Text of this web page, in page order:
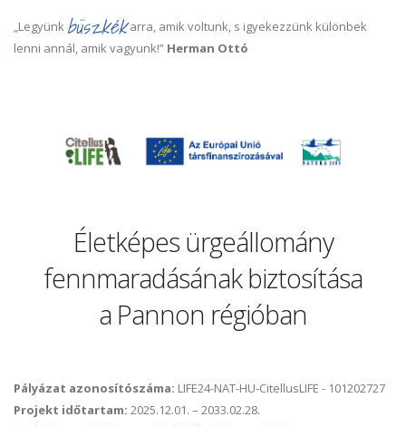
„Legyünk büszkékarra, amik voltunk, s igyekezzünk különbek
lenni annál, amik vagyunk!” Herman Ottó
Életképes ürgeállomány
fennmaradásának biztosítása
a Pannon régióban
Pályázat azonosítószáma: LIFE24-NAT-HU-CitellusLIFE - 101202727
Projekt időtartam: 2025.12.01. – 2033.02.28.